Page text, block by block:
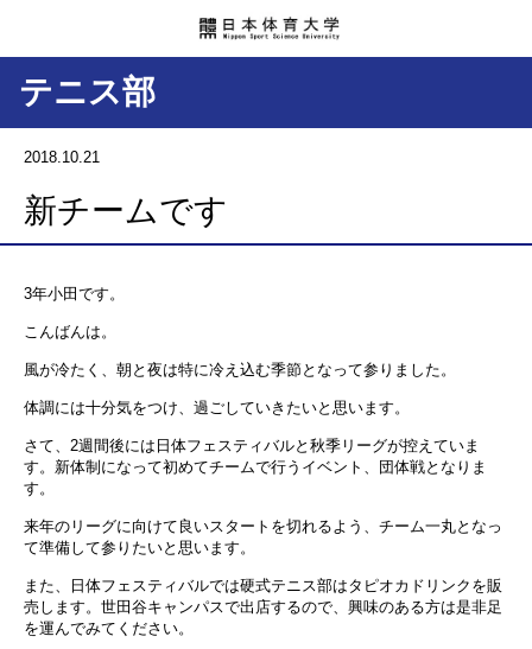
テニス部
2018.10.21
新チームです
3年小田です。
こんばんは。
風が冷たく、朝と夜は特に冷え込む季節となって参りました。
体調には十分気をつけ、過ごしていきたいと思います。
さて、2週間後には日体フェスティバルと秋季リーグが控えていま
す。新体制になって初めてチームで行うイベント、団体戦となりま
す。
来年のリーグに向けて良いスタートを切れるよう、チーム一丸となっ
て準備して参りたいと思います。
また、日体フェスティバルでは硬式テニス部はタピオカドリンクを販
売します。世田谷キャンパスで出店するので、興味のある方は是非足
を運んでみてください。